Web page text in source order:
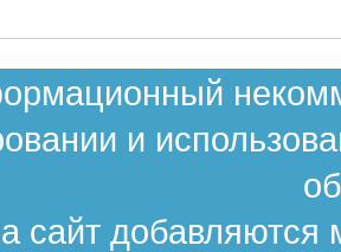
и
сайт